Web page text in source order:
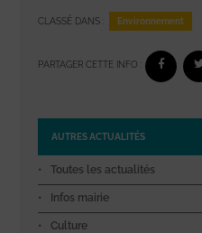
CLASSÉ DANS : Environnement
PARTAGER CETTE INFO :
AUTRES ACTUALITÉS
Toutes les actualités
Infos mairie
Culture